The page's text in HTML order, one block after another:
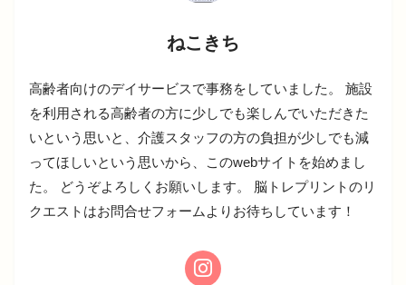
ねこきち
高齢者向けのデイサービスで事務をしていました。 施設
を利用される高齢者の方に少しでも楽しんでいただきた
いという思いと、介護スタッフの方の負担が少しでも減
ってほしいという思いから、このwebサイトを始めまし
た。 どうぞよろしくお願いします。 脳トレプリントのリ
クエストはお問合せフォームよりお待ちしています！